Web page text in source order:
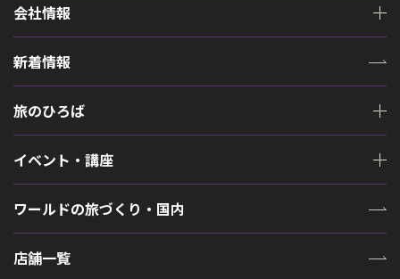
会社情報
新着情報
旅のひろば
イベント・講座
ワールドの旅づくり・国内
店舗一覧